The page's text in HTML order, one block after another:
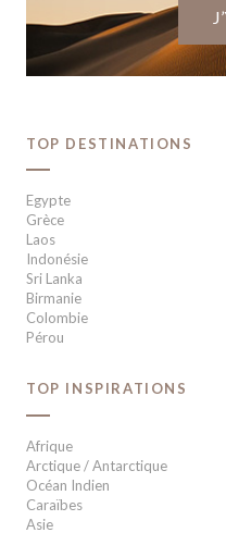
TOP DESTINATIONS
Egypte
Grèce
Laos
Indonésie
Sri Lanka
Birmanie
Colombie
Pérou
TOP INSPIRATIONS
Afrique
Arctique / Antarctique
Océan Indien
Caraïbes
Asie